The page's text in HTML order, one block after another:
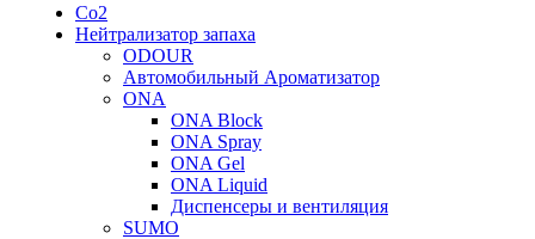
Со2
Нейтрализатор запаха
ODOUR
Автомобильный Ароматизатор
ONA
ONA Block
ONA Spray
ONA Gel
ONA Liquid
Диспенсеры и вентиляция
SUMO